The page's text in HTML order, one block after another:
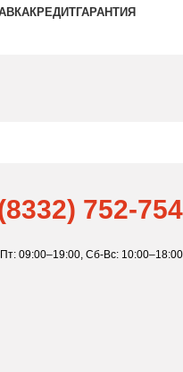
КРЕДИТГАРАНТИЯ
752-754
09:00–19:00, Сб-Вс: 10:00–18:00